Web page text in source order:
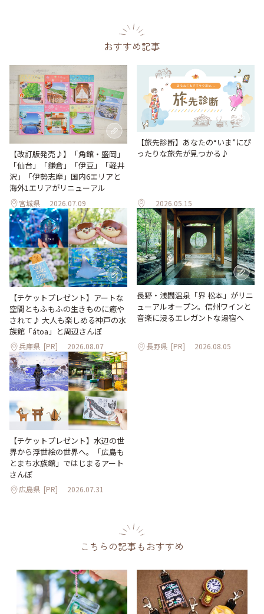
おすすめ記事
【改訂版発売♪】「角館・盛岡」
「仙台」「鎌倉」「伊豆」「軽井
沢」「伊勢志摩」国内6エリアと
海外1エリアがリニューアル
宮城県 2026.07.09
【旅先診断】あなたの“いま”にぴ
ったりな旅先が見つかる♪
2026.05.15
【チケットプレゼント】アートな
空間ともふもふの生きものに癒や
されて♪ 大人も楽しめる神戸の水
族館「átoa」と周辺さんぽ
兵庫県 [PR] 2026.08.07
長野・浅間温泉「界 松本」がリニ
ューアルオープン。信州ワインと
音楽に浸るエレガントな湯宿へ
長野県 [PR] 2026.08.05
【チケットプレゼント】水辺の世
界から浮世絵の世界へ。「広島も
とまち水族館」ではじまるアート
さんぽ
広島県 [PR] 2026.07.31
こちらの記事もおすすめ